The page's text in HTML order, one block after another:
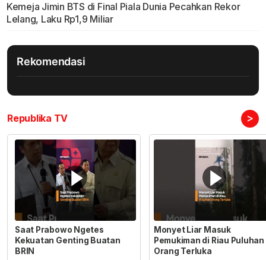
Kemeja Jimin BTS di Final Piala Dunia Pecahkan Rekor
Lelang, Laku Rp1,9 Miliar
Rekomendasi
Republika TV >
Saat Prabowo Ngetes
Kekuatan Genting Buatan
BRIN
Monyet Liar Masuk
Pemukiman di Riau Puluhan
Orang Terluka